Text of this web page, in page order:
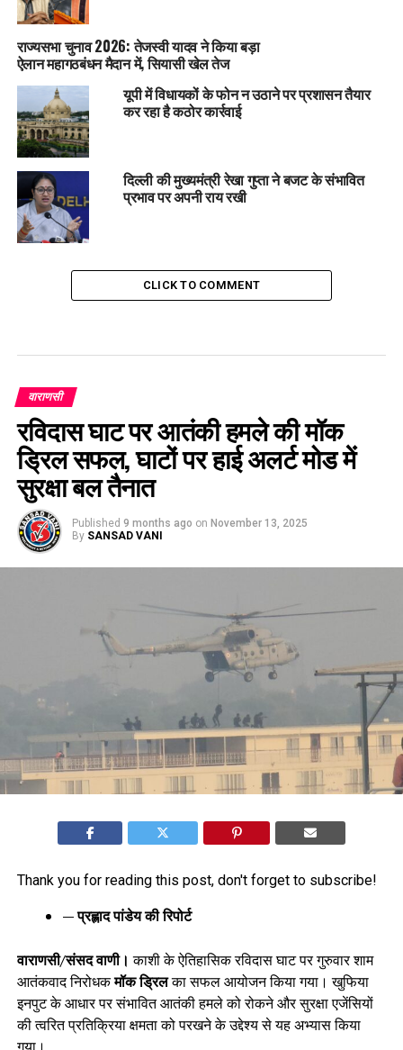
राज्यसभा चुनाव 2026: तेजस्वी यादव ने किया बड़ा
ऐलान महागठबंधन मैदान में, सियासी खेल तेज
यूपी में विधायकों के फोन न उठाने पर प्रशासन तैयार
कर रहा है कठोर कार्रवाई
दिल्ली की मुख्यमंत्री रेखा गुप्ता ने बजट के संभावित
प्रभाव पर अपनी राय रखी
CLICK TO COMMENT
वाराणसी
रविदास घाट पर आतंकी हमले की मॉक
ड्रिल सफल, घाटों पर हाई अलर्ट मोड में
सुरक्षा बल तैनात
Published 9 months ago on November 13, 2025
By SANSAD VANI
Thank you for reading this post, don't forget to subscribe!
— प्रह्लाद पांडेय की रिपोर्ट
वाराणसी/संसद वाणी।काशी के ऐतिहासिक रविदास घाट पर गुरुवार शाम
आतंकवाद निरोधकमॉक ड्रिलका सफल आयोजन किया गया। खुफिया
इनपुट के आधार पर संभावित आतंकी हमले को रोकने और सुरक्षा एजेंसियों
की त्वरित प्रतिक्रिया क्षमता को परखने के उद्देश्य से यह अभ्यास किया